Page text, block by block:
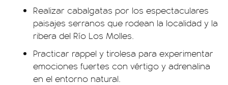
Realizar cabalgatas por los espectaculares
paisajes serranos que rodean la localidad y la
ribera del Río Los Molles.
Practicar rappel y tirolesa para experimentar
emociones fuertes con vértigo y adrenalina
en el entorno natural.